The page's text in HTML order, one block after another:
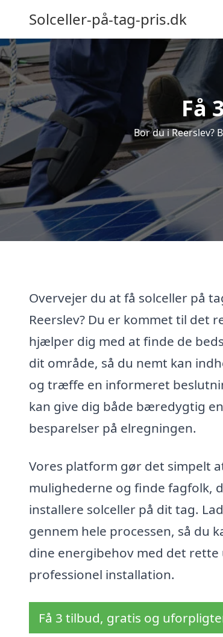
Solceller-på-tag-pris.dk
Få
Bor du i
Overvejer du at få solceller på
Reerslev? Du er kommet til det
hjælper dig med at finde de
dit område, så du nemt kan
og træffe en informeret
kan give dig både bæredygtig
besparelser på elregningen.
Vores platform gør det simpelt
mulighederne og finde fagfolk,
installere solceller på dit tag.
gennem hele processen, så du
dine energibehov med det rette
professionel installation.
Få 3 tilbud, gratis og